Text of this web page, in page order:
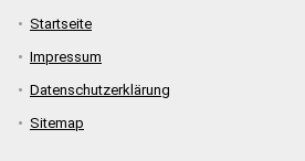
Startseite
Impressum
Datenschutzerklärung
Sitemap